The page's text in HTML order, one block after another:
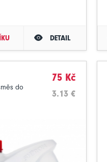
DETAIL
do
75 Kč
3.13 €